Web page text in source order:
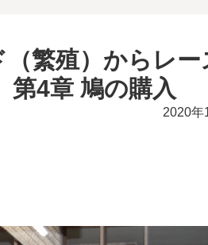
繁殖）からレー
4章 鳩の購入
2020年